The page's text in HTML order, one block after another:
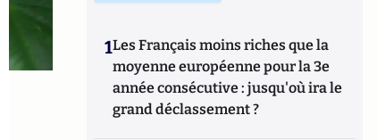
1Les Français moins riches que la
moyenne européenne pour la 3e
année consécutive : jusqu'où ira le
grand déclassement ?